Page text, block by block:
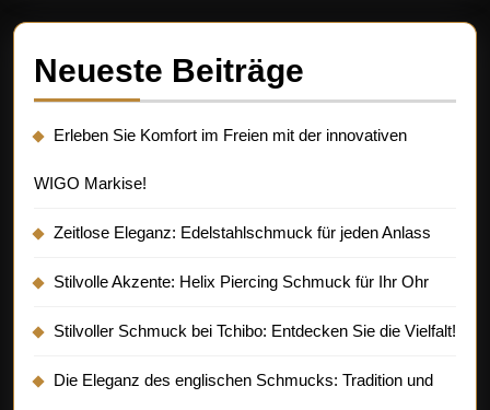
Neueste Beiträge
Erleben Sie Komfort im Freien mit der innovativen
WIGO Markise!
Zeitlose Eleganz: Edelstahlschmuck für jeden Anlass
Stilvolle Akzente: Helix Piercing Schmuck für Ihr Ohr
Stilvoller Schmuck bei Tchibo: Entdecken Sie die Vielfalt!
Die Eleganz des englischen Schmucks: Tradition und